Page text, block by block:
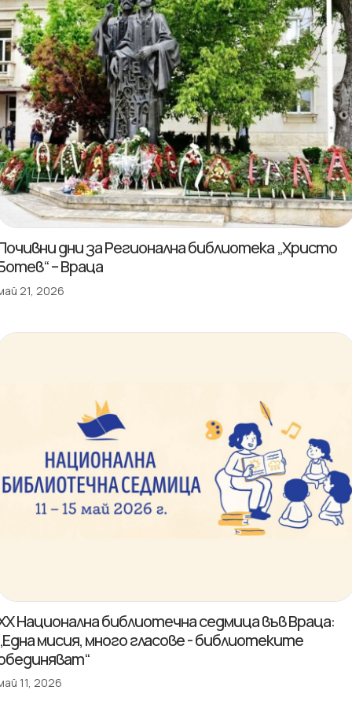
дни за Регионална библиотека „Христо
– Враца
21, 2026
Национална библиотечна седмица във Враца:
мисия, много гласове - библиотеките
11, 2026